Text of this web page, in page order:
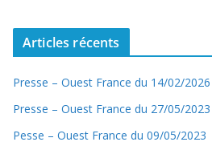
Articles récents
Presse – Ouest France du 14/02/2026
Presse – Ouest France du 27/05/2023
Pesse – Ouest France du 09/05/2023